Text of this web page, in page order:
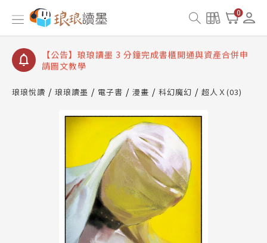
0
【公告】琅琅讀墨數位閱讀資產合併與書櫃開通申請
【公告】琅琅讀墨書櫃開通常見問題
【公告】琅琅讀墨 3 分鐘完成書櫃開通與資產合併申
請圖文教學
查詢
琅琅悅讀 琅琅讀墨 電子書 漫畫 科幻魔幻 超人Ｘ(03)